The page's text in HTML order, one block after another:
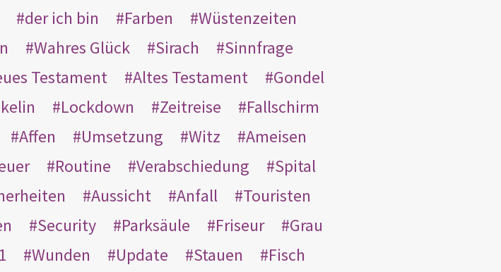
der ich bin Farben
Wüstenzeiten
Wahres Glück Sirach
Sinnfrage
Testament Altes Testament
Gondel
Lockdown Zeitreise
Fallschirm
Affen Umsetzung Witz
Ameisen
Routine Verabschiedung
Spital
Aussicht Anfall
Touristen
Security Parksäule Friseur
Grau
Wunden Update Stauen
Fisch